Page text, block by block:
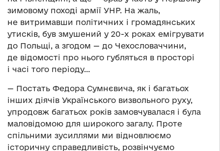
зимовому поході армії УНР. На жаль,
не витримавши політичних і громадянських
утисків, був змушений у 20-х роках емігрувати
до Польщі, а згодом — до Чехословаччини,
де відомості про нього губляться в просторі
і часі того періоду…
— Постать Федора Сумнєвича, як і багатьох
інших діячів Українського визвольного руху,
упродовж багатьох років замовчувалася і була
маловідомою для широкого загалу. Проте
спільними зусиллями ми відновлюємо
історичну справедливість, розвінчуємо